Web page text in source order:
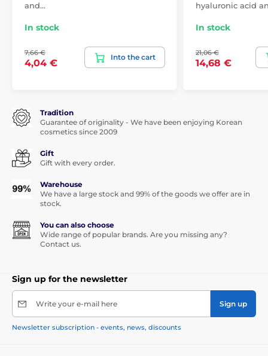
and…
In stock
7,66 €
4,04 €
Into the cart
hyaluronic acid
In stock
21,06 €
14,68 €
Tradition
Guarantee of originality - We have been enjoying Korean
cosmetics since 2009
Gift
Gift with every order.
Warehouse
We have a large stock and 99% of the goods we offer are in
stock.
You can also choose
Wide range of popular brands. Are you missing any?
Contact us.
Sign up for the newsletter
Write your e-mail here Sign up
Newsletter subscription - events, news, discounts